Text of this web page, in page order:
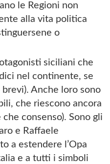
le Regioni non
alla vita politica
o
siciliani che
nel continente, se
Anche loro sono
che riescono ancora
consenso). Sono gli
e Raffaele
a estendere l’Opa
e a tutti i simboli